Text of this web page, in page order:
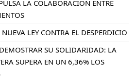
LA COLABORACIÓN ENTRE
LEY CONTRA EL DESPERDICIO
SU SOLIDARIDAD: LA
SUPERA EN UN 6,36% LOS